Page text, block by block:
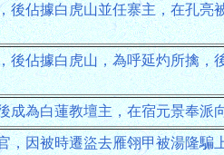
後佔據白虎山並任寨主，在孔亮
後佔據白虎山，為呼延灼所擒，
成為白蓮教壇主，在宿元景奉派
，因被時遷盜去雁翎甲被湯隆騙